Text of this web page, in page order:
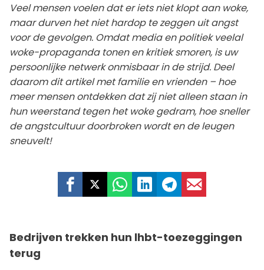
Veel mensen voelen dat er iets niet klopt aan woke,
maar durven het niet hardop te zeggen uit angst
voor de gevolgen. Omdat media en politiek veelal
woke-propaganda tonen en kritiek smoren, is uw
persoonlijke netwerk onmisbaar in de strijd. Deel
daarom dit artikel met familie en vrienden – hoe
meer mensen ontdekken dat zij niet alleen staan in
hun weerstand tegen het woke gedram, hoe sneller
de angstcultuur doorbroken wordt en de leugen
sneuvelt!
Bedrijven trekken hun lhbt-toezeggingen
terug